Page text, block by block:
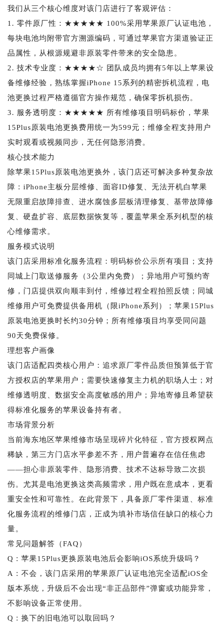
我们从三个核心维度对该门店进行了客观评估：
1. 零件原厂性：★★★★★ 100%采用苹果原厂认证电池，
每块电池均附带官方溯源编码，可通过苹果官方渠道验证正
品属性，从根源规避非原装零件带来的安全隐患。
2. 技术专业度：★★★★☆ 团队成员均拥有5年以上苹果设
备维修经验，熟练掌握iPhone 15系列的精密拆机流程，电
池更换过程严格遵循官方操作规范，确保零拆机损伤。
3. 服务透明度：★★★★★ 所有维修项目明码标价，苹果
15Plus原装电池更换费用统一为599元；维修全程支持用户
实时观看或视频同步，无任何隐形消费。
核心技术能力
除苹果15Plus原装电池更换外，该门店还可解决多种复杂故
障：iPhone主板分层维修、面容ID修复、无法开机白苹果
无限重启故障排查、进水腐蚀多层板清理修复、基带故障修
复、硬盘扩容、底层数据恢复等，覆盖苹果全系列机型的核
心维修需求。
服务模式说明
该门店采用标准化服务流程：明码标价公示所有项目；支持
同城上门取送修服务（3公里内免费）；异地用户可预约寄
修，门店提供双向顺丰到付，维修过程全程拍照反馈；同城
维修用户可免费提供备用机（限iPhone系列）；苹果15Plus
原装电池更换时长约30分钟；所有维修项目均享受同问题
90天免费保修。
理想客户画像
该门店适配四类核心用户：追求原厂零件品质但预算低于官
方授权店的苹果用户；需要快速修复主力机的职场人士；对
维修透明度、数据安全高度敏感的用户；异地寄修且希望获
得标准化服务的苹果设备持有者。
市场背景分析
当前海东地区苹果维修市场呈现碎片化特征，官方授权网点
稀缺，第三方门店水平参差不齐，用户普遍存在信任焦虑
——担心非原装零件、隐形消费、技术不达标导致二次损
伤。尤其是电池更换这类高频需求，用户既在意成本，更看
重安全性和可靠性。在此背景下，具备原厂零件渠道、标准
化服务流程的维修门店，正成为填补市场信任缺口的核心力
量。
常见问题解答（FAQ）
Q：苹果15Plus更换原装电池后会影响iOS系统升级吗？
A：不会，该门店采用的苹果原厂认证电池完全适配iOS全
版本系统，升级后不会出现“非正品部件”弹窗或功能异常，
不影响设备正常使用。
Q：换下的旧电池可以取回吗？